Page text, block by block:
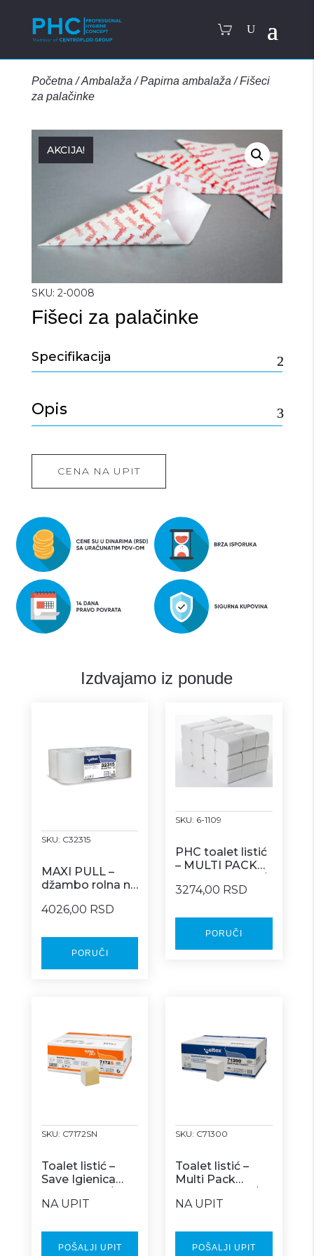
Početna /Ambalaža /Papirna ambalaža /Fišeci
za palačinke
AKCIJA!
SKU: 2-0008
Fišeci za palačinke
Specifikacija
Opis
CENA NA UPIT
Izdvajamo iz ponude
SKU: C32315
MAXI PULL –
džambo rolna na
izvlačenje 6/1
4026,00 RSD
PORUČI
SKU: 6-1109
PHC toalet listić
– MULTI PACK
3274,00 RSD
PORUČI
SKU: C7172SN
Toalet listić –
Save Igienica
NA UPIT
POŠALJI UPIT
SKU: C71300
Toalet listić –
Multi Pack
NA UPIT
POŠALJI UPIT